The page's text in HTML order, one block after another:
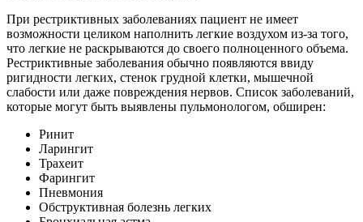
При рестриктивных заболеваниях пациент не имеет
возможности целиком наполнить легкие воздухом из-за того,
что легкие не раскрываются до своего полноценного объема.
Рестриктивные заболевания обычно появляются ввиду
ригидности легких, стенок грудной клетки, мышечной
слабости или даже повреждения нервов. Список заболеваний,
которые могут быть выявлены пульмонологом, обширен:
Ринит
Ларингит
Трахеит
Фарингит
Пневмония
Обструктивная болезнь легких